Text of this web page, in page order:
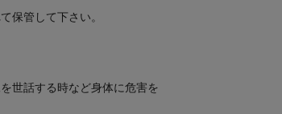
保管して下さい。
世話する時など身体に危害を